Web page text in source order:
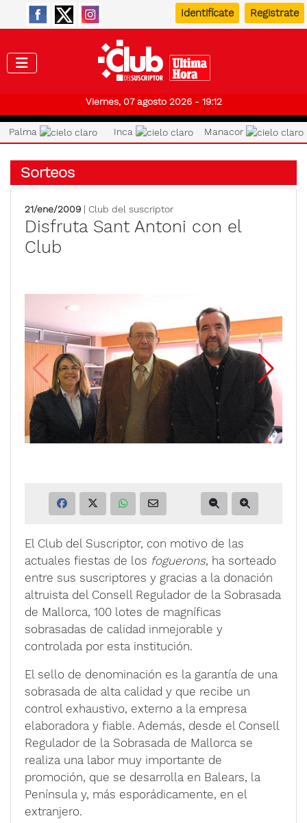
Identifícate Registrate
Viernes, 07 agosto 2026 - 19:12
Palma Inca Manacor
Sorteos
21/ene/2009 | Club del suscriptor
Disfruta Sant Antoni con el
Club
El Club del Suscriptor, con motivo de las
actuales fiestas de los foguerons, ha sorteado
entre sus suscriptores y gracias a la donación
altruista del Consell Regulador de la Sobrasada
de Mallorca, 100 lotes de magníficas
sobrasadas de calidad inmejorable y
controlada por esta institución.
El sello de denominación es la garantía de una
sobrasada de alta calidad y que recibe un
control exhaustivo, externo a la empresa
elaboradora y fiable. Además, desde el Consell
Regulador de la Sobrasada de Mallorca se
realiza una labor muy importante de
promoción, que se desarrolla en Balears, la
Península y, más esporádicamente, en el
extranjero.